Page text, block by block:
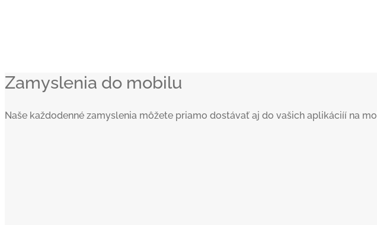
Zamyslenia do mobilu
Naše každodenné zamyslenia môžete priamo dostávať aj do vašich aplikáciíí na